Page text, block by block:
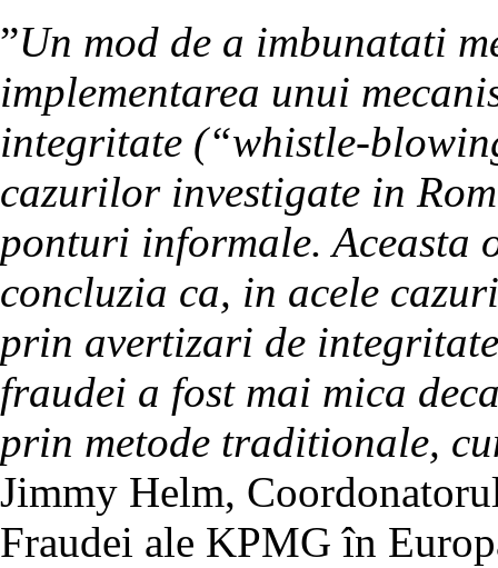
”Un mod de a imbunatati
implementarea unui
integritate (“whistle-
cazurilor investigate in
ponturi informale. Aceasta
concluzia ca, in acele
prin avertizari de
fraudei a fost mai mica
prin metode traditionale,
Jimmy Helm,
Fraudei ale KPMG în